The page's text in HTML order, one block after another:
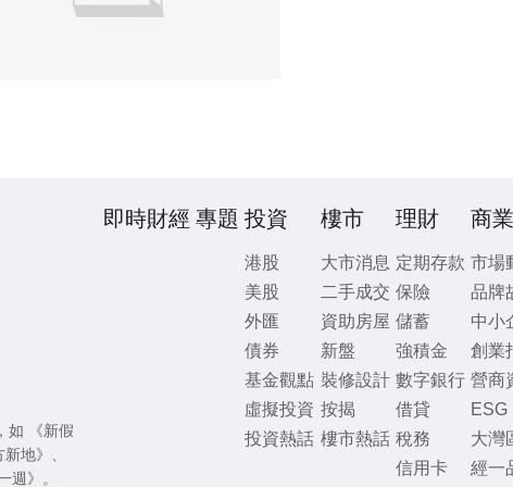
如
《新假
新地》
週》 。
即時財經 專題 投資
港股
美股
外匯
債券
基金觀點
虛擬投資
投資熱話
樓市
大市消息
二手成交
資助房屋
新盤
裝修設計
按揭
樓市熱話
理財
定期存款
保險
儲蓄
強積金
數字銀行
借貸
稅務
信用卡
商業
市場
品牌
中小
創業
營商
ESG
大灣
經一